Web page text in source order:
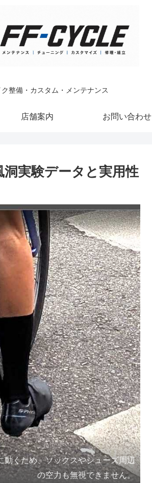
ク整備・カスタム・メンテナンス
店舗案内 お問い合わせ
実験データと実用性
動くため、ソックスやシューズ周辺
の空力も無視できません。